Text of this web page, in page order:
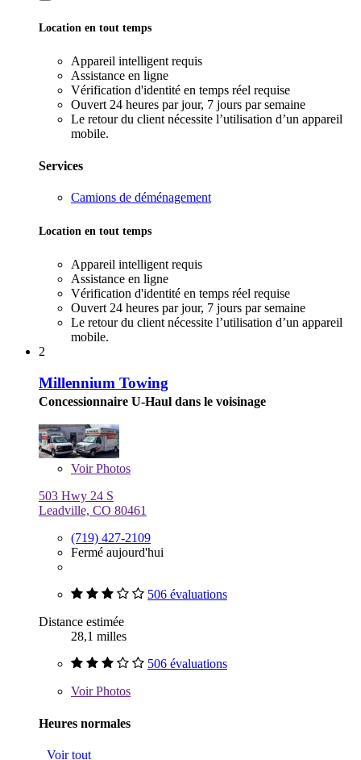
Location en tout temps
Appareil intelligent requis
Assistance en ligne
Vérification d'identité en temps réel requise
Ouvert 24 heures par jour, 7 jours par semaine
Le retour du client nécessite l’utilisation d’un appareil
mobile.
Services
Camions de déménagement
Location en tout temps
Appareil intelligent requis
Assistance en ligne
Vérification d'identité en temps réel requise
Ouvert 24 heures par jour, 7 jours par semaine
Le retour du client nécessite l’utilisation d’un appareil
mobile.
2
Millennium Towing
Concessionnaire U-Haul dans le voisinage
VoirPhotos
503 Hwy 24 S
Leadville, CO 80461
(719) 427-2109
Fermé aujourd'hui
506 évaluations
Distance estimée
28,1 milles
506 évaluations
VoirPhotos
Heures normales
Voir tout